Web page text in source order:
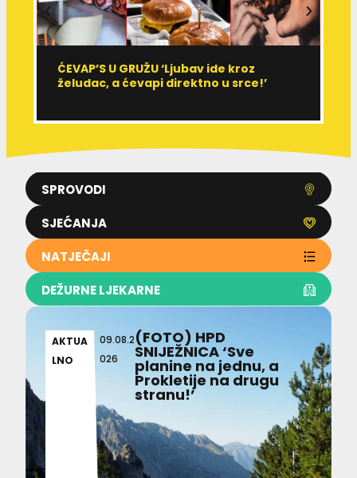
SPROVODI
SJEĆANJA
NATJEČAJI
DEŽURNE LJEKARNE
ĆEVAP’S U GRUŽU ‘Ljubav ide kroz
želudac, a ćevapi direktno u srce!’
AKTUA
LNO
09.08.2
026
(FOTO) HPD
SNIJEŽNICA ‘Sve
planine na jednu, a
Prokletije na drugu
stranu!’